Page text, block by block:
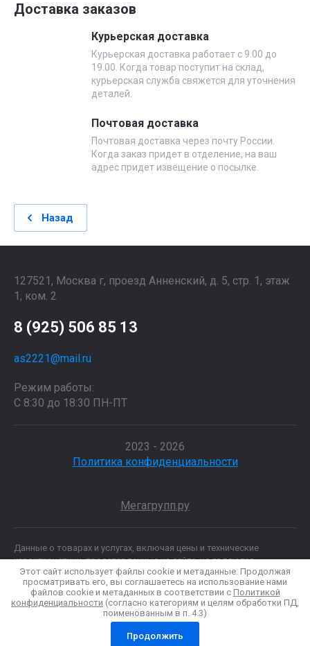
Доставка заказов
Курьерская доставка
Курьерская доставка работает с 9.00 до
19.00. Когда товар поступит на склад,
курьерская служба свяжется для уточнения
деталей.
Почтовая доставка
Почтовая доставка через почту России.
Когда заказ придет в отделение, на ваш
адрес придет извещение о посылке.
Назад
127521, Москва г, проезд Анненский, д. 5, стр. 1, этаж
1, ком. 2
8 (925) 506 85 13
as2221@mail.ru
Режим работы:
С 8:30 до 18:30 ПН-ПТ
2023 - 2026
Политика конфиденциальности
Мегагрупп.ру
Данные о товарах и услугах, включая цены и технические
характеристики, представленные на сайте, не являются
публичной офертой, определяемой положениями Статьи 437 (2)
ГК РФ, а носят исключительно информационный характер. Для
получения точной информации о наличии и стоимости товара,
пожалуйста, обращайтесь по нашим телефонам.
Этот сайт использует файлы cookie и метаданные. Продолжая
просматривать его, вы соглашаетесь на использование нами
файлов cookie и метаданных в соответствии с Политикой
конфиденциальности (согласно категориям и целям обработки ПД,
поименованным в п. 4.3)
Продолжить